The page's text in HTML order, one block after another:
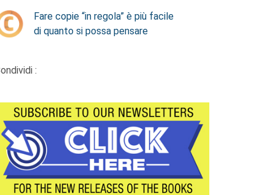
Fare copie “in regola” è più facile
di quanto si possa pensare
: